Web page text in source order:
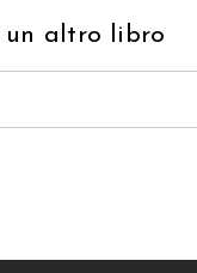
un altro libro